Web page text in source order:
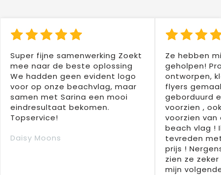
Super fijne samenwerking Zoekt
mee naar de beste oplossing
We hadden geen evident logo
voor op onze beachvlag, maar
samen met Sarina een mooi
eindresultaat bekomen.
Topservice!
Daisy Moons
Ze hebben
geholpen!
ontworpen,
flyers
geborduurd
voorzien ,
voorzien
beach vlag !
tevreden
prijs !
zien ze
mijn